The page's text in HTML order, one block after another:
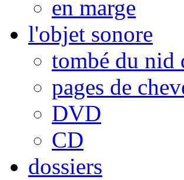
en marge
l'objet sonore
tombé du nid
pages de
DVD
CD
dossiers